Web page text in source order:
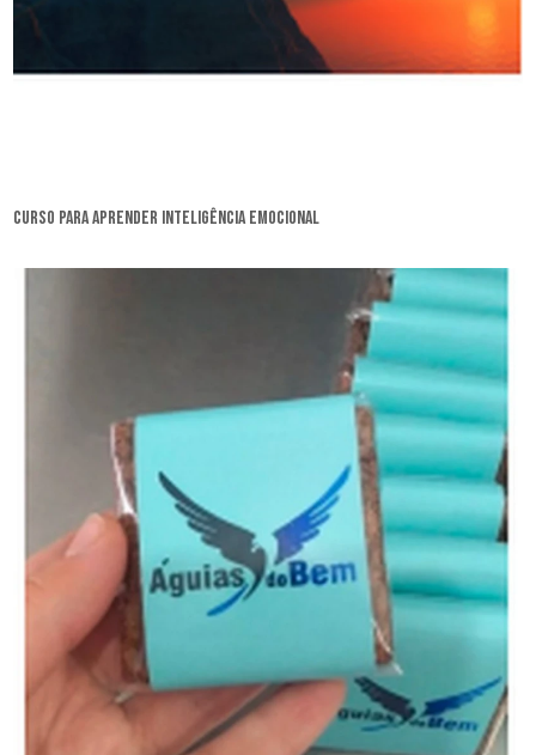
curso para aprender inteligência emocional